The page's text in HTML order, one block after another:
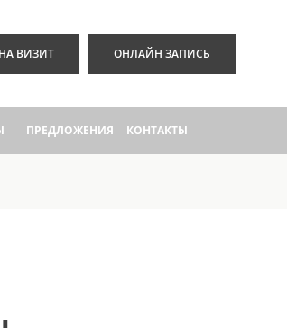
ВИЗИТ ОНЛАЙН ЗАПИСЬ
ПРЕДЛОЖЕНИЯ КОНТАКТЫ